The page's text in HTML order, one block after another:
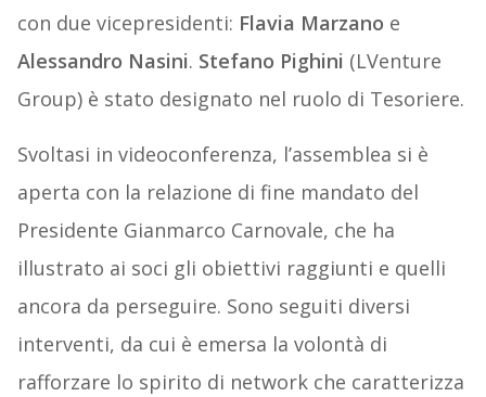
con due vicepresidenti: Flavia Marzano e
Alessandro Nasini. Stefano Pighini (LVenture
Group) è stato designato nel ruolo di Tesoriere.
Svoltasi in videoconferenza, l’assemblea si è
aperta con la relazione di fine mandato del
Presidente Gianmarco Carnovale, che ha
illustrato ai soci gli obiettivi raggiunti e quelli
ancora da perseguire. Sono seguiti diversi
interventi, da cui è emersa la volontà di
rafforzare lo spirito di network che caratterizza